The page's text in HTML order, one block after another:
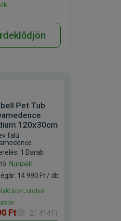
Pet Tub
120x30cm
falú
1 Darab
Nunbell
14 990 Ft / db
utolsó
Ft 21 414 Ft